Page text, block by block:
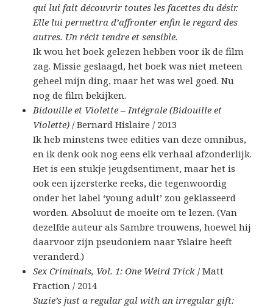
qui lui fait découvrir toutes les facettes du désir.
Elle lui permettra d’affronter enfin le regard des
autres. Un récit tendre et sensible.
Ik wou het boek gelezen hebben voor ik de film
zag. Missie geslaagd, het boek was niet meteen
geheel mijn ding, maar het was wel goed. Nu
nog de film bekijken.
Bidouille et Violette – Intégrale (Bidouille et
Violette) / Bernard Hislaire / 2013
Ik heb minstens twee edities van deze omnibus,
en ik denk ook nog eens elk verhaal afzonderlijk.
Het is een stukje jeugdsentiment, maar het is
ook een ijzersterke reeks, die tegenwoordig
onder het label ‘young adult’ zou geklasseerd
worden. Absoluut de moeite om te lezen. (Van
dezelfde auteur als Sambre trouwens, hoewel hij
daarvoor zijn pseudoniem naar Yslaire heeft
veranderd.)
Sex Criminals, Vol. 1: One Weird Trick / Matt
Fraction / 2014
Suzie’s just a regular gal with an irregular gift: